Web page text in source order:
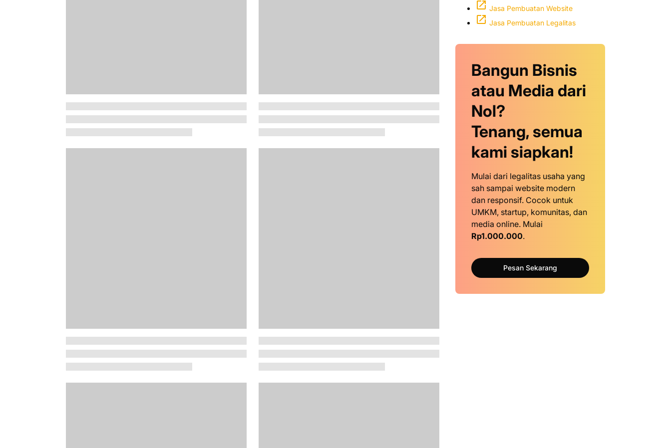
Jasa Pembuatan Website
Jasa Pembuatan Legalitas
Bangun Bisnis
atau Media dari
Nol?
Tenang, semua
kami siapkan!
Mulai dari legalitas usaha yang
sah sampai website modern
dan responsif. Cocok untuk
UMKM, startup, komunitas, dan
media online. Mulai
Rp1.000.000.
Pesan Sekarang